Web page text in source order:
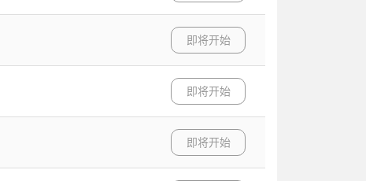
即将开始
即将开始
即将开始